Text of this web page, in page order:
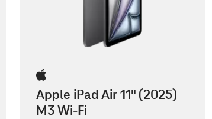
Apple iPad Air 11" (2025)
M3 Wi-Fi